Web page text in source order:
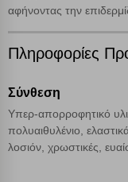
αφήνοντας την
Πληροφορίες
Σύνθεση
Υπερ-απορροφητικό
πολυαιθυλένιο,
λοσιόν, χρωστικές,
Cookies στόχευσης
Cookies απόδοσης
Απολύτως